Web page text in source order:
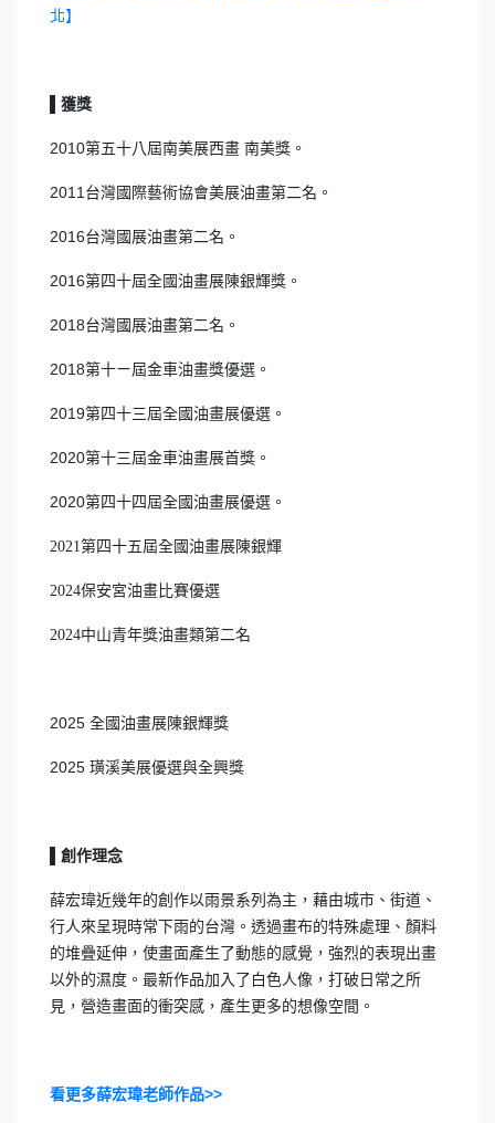
北】
▌獲獎
2010第五十八屆南美展西畫 南美獎。
2011台灣國際藝術協會美展油畫第二名。
2016台灣國展油畫第二名。
2016第四十屆全國油畫展陳銀輝獎。
2018台灣國展油畫第二名。
2018第十ㄧ屆金車油畫獎優選。
2019第四十三屆全國油畫展優選。
2020第十三屆金車油畫展首獎。
2020第四十四屆全國油畫展優選。
2021第四十五屆全國油畫展陳銀輝
2024保安宮油畫比賽優選
2024中山青年獎油畫類第二名
2025 全國油畫展陳銀輝獎
2025 璜溪美展優選與全興獎
創作理念
薛宏瑋近幾年的創作以雨景系列為主，藉由城市、街道、
行人來呈現時常下雨的台灣。透過畫布的特殊處理、顏料
的堆疊延伸，使畫面產生了動態的感覺，強烈的表現出畫
以外的濕度。最新作品加入了白色人像，打破日常之所
見，營造畫面的衝突感，產生更多的想像空間。
看更多薛宏瑋老師作品>>